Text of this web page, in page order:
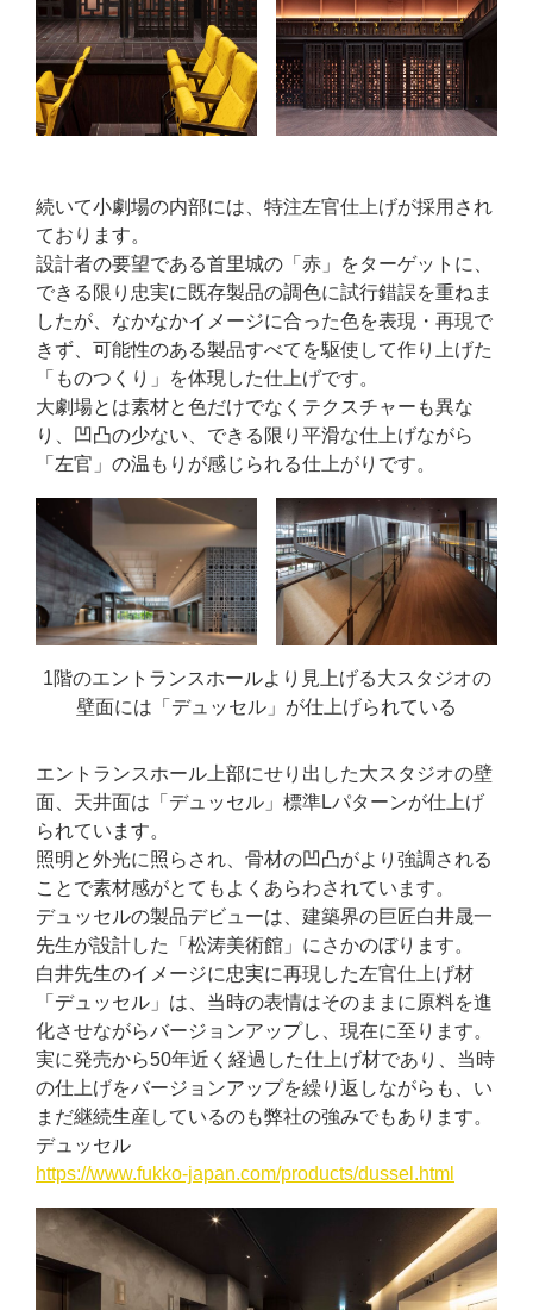
続いて小劇場の内部には、特注左官仕上げが採用され
ております。
設計者の要望である首里城の「赤」をターゲットに、
できる限り忠実に既存製品の調色に試行錯誤を重ねま
したが、なかなかイメージに合った色を表現・再現で
きず、可能性のある製品すべてを駆使して作り上げた
「ものつくり」を体現した仕上げです。
大劇場とは素材と色だけでなくテクスチャーも異な
り、凹凸の少ない、できる限り平滑な仕上げながら
「左官」の温もりが感じられる仕上がりです。
1階のエントランスホールより見上げる大スタジオの
壁面には「デュッセル」が仕上げられている
エントランスホール上部にせり出した大スタジオの壁
面、天井面は「デュッセル」標準Lパターンが仕上げ
られています。
照明と外光に照らされ、骨材の凹凸がより強調される
ことで素材感がとてもよくあらわされています。
デュッセルの製品デビューは、建築界の巨匠白井晟一
先生が設計した「松涛美術館」にさかのぼります。
白井先生のイメージに忠実に再現した左官仕上げ材
「デュッセル」は、当時の表情はそのままに原料を進
化させながらバージョンアップし、現在に至ります。
実に発売から50年近く経過した仕上げ材であり、当時
の仕上げをバージョンアップを繰り返しながらも、い
まだ継続生産しているのも弊社の強みでもあります。
デュッセル
https://www.fukko-japan.com/products/dussel.html